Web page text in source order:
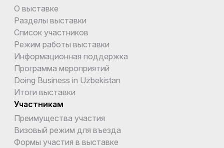
Вануату
Ватикан
Великобритания
Венгрия
Венесуэла
Виргинские Острова (Великобритания)
Виргинские Острова (США)
О выставке
Разделы выставки
Список участников
Режим работы выставки
Информационная поддержка
Программа мероприятий
Doing Business in Uzbekistan
Итоги выставки
Участникам
Преимущества участия
Визовый режим для въезда
Формы участия в выставке